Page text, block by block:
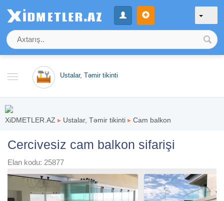
Ustalar, Təmir tikinti
XiDMETLER.AZ ▸ Ustalar, Təmir tikinti ▸ Cam balkon
Cercivesiz cam balkon sifarişi
Elan kodu: 25877